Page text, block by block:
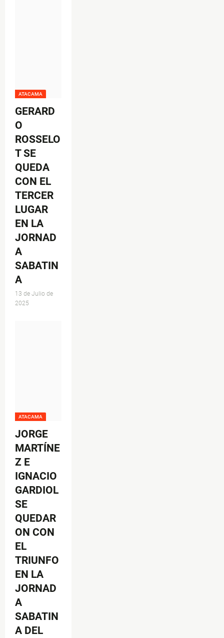
ATACAMA
GERARD
O
ROSSELO
T SE
QUEDA
CON EL
TERCER
LUGAR
EN LA
JORNAD
A
SABATIN
A
13 de Julio de
2025
ATACAMA
JORGE
MARTÍNE
Z E
IGNACIO
GARDIOL
SE
QUEDAR
ON CON
EL
TRIUNFO
EN LA
JORNAD
A
SABATIN
A DEL